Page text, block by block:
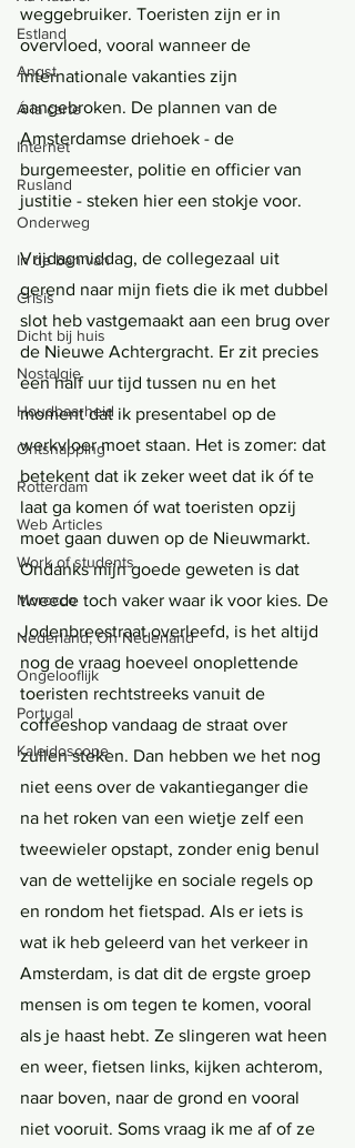
Estland
Angst
Á la carte
Internet
Rusland
Onderweg
In de ban van
Crisis
Dicht bij huis
Nostalgie
Houdbaarheid
Ontsnapping
Rotterdam
Web Articles
Work of students
Morocco
Nederland, Oh Nederland
Ongelooflijk
Portugal
Kaleidoscope
weggebruiker. Toeristen zijn er in
overvloed, vooral wanneer de
internationale vakanties zijn
aangebroken. De plannen van de
Amsterdamse driehoek - de
burgemeester, politie en officier van
justitie - steken hier een stokje voor.
Vrijdagmiddag, de collegezaal uit
gerend naar mijn fiets die ik met dubbel
slot heb vastgemaakt aan een brug over
de Nieuwe Achtergracht. Er zit precies
een half uur tijd tussen nu en het
moment dat ik presentabel op de
werkvloer moet staan. Het is zomer: dat
betekent dat ik zeker weet dat ik óf te
laat ga komen óf wat toeristen opzij
moet gaan duwen op de Nieuwmarkt.
Ondanks mijn goede geweten is dat
tweede toch vaker waar ik voor kies. De
Jodenbreestraat overleefd, is het altijd
nog de vraag hoeveel onoplettende
toeristen rechtstreeks vanuit de
coffeeshop vandaag de straat over
zullen steken. Dan hebben we het nog
niet eens over de vakantieganger die
na het roken van een wietje zelf een
tweewieler opstapt, zonder enig benul
van de wettelijke en sociale regels op
en rondom het fietspad. Als er iets is
wat ik heb geleerd van het verkeer in
Amsterdam, is dat dit de ergste groep
mensen is om tegen te komen, vooral
als je haast hebt. Ze slingeren wat heen
en weer, fietsen links, kijken achterom,
naar boven, naar de grond en vooral
niet vooruit. Soms vraag ik me af of ze